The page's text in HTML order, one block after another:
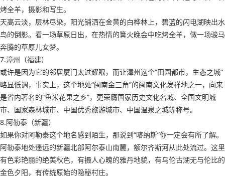
烤全羊，摄影和写生。
天高云淡，层林尽染，阳光铺洒在金黄的白桦林上，碧蓝的闪电湖映出水
鸟的倒影。看一场草原日出，在热情的篝火晚会中吃烤全羊，做一场骏马
奔腾的草原儿女梦。
7.漳州（福建）
或许是因为它的邻居厦门太过耀眼，而让漳州这个“田园都市，生态之城”
略显低调，事实上，这个地处“闽南金三角”的闽南文化发祥地之一，向来
是省内著名的“鱼米花果之乡”，更荣膺国家历史文化名城、全国文明城
市、国家森林城市、中国优秀旅游城市、中国温泉之城等称号。
8.阿勒泰（新疆）
如果你对阿勒泰这个地名感到陌生，那说到“喀纳斯”你一定会有所了解。
阿勒泰地处遥远的新疆北部阿尔泰山南麓，额尔齐斯河从此处流过。这里
有色彩艳丽的绝美秋色，有摄人心魄的雅丹地貌，有乌伦古湖无与伦比的
金色夕阳，有传统原始的隐秘村庄。